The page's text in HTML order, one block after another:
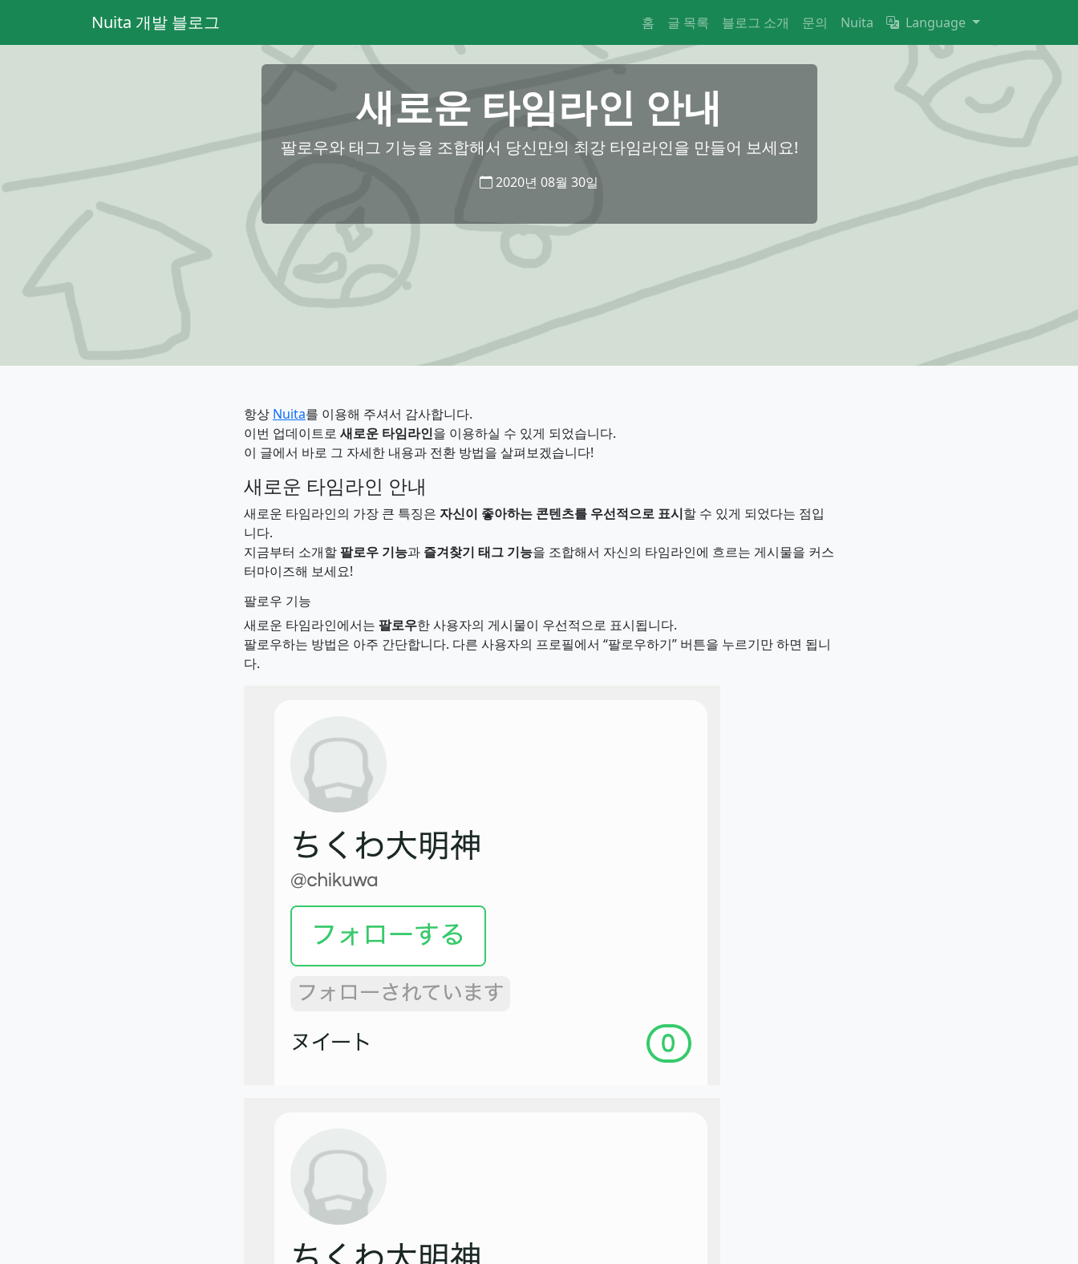
Nuita 개발 블로그 홈 글 목록 블로그 소개 문의 Nuita Language
새로운 타임라인 안내
팔로우와 태그 기능을 조합해서 당신만의 최강 타임라인을 만들어 보세요!
2020년 08월 30일
항상 Nuita를 이용해 주셔서 감사합니다.
이번 업데이트로 새로운 타임라인을 이용하실 수 있게 되었습니다.
이 글에서 바로 그 자세한 내용과 전환 방법을 살펴보겠습니다!
새로운 타임라인 안내
새로운 타임라인의 가장 큰 특징은 자신이 좋아하는 콘텐츠를 우선적으로 표시할 수 있게 되었다는 점입
니다.
지금부터 소개할팔로우 기능과 즐겨찾기 태그 기능을 조합해서 자신의 타임라인에 흐르는 게시물을 커스
터마이즈해 보세요!
팔로우 기능
새로운 타임라인에서는 팔로우한 사용자의 게시물이 우선적으로 표시됩니다.
팔로우하는 방법은 아주 간단합니다. 다른 사용자의 프로필에서 “팔로우하기” 버튼을 누르기만 하면 됩니
다.